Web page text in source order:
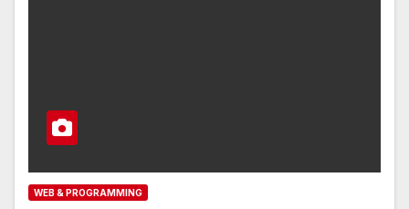
WEB & PROGRAMMING